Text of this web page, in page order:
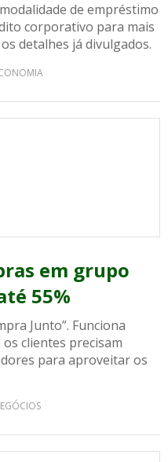
de empréstimo
corporativo para mais
detalhes já divulgados.
em grupo
55%
Junto”. Funciona
clientes precisam
para aproveitar os